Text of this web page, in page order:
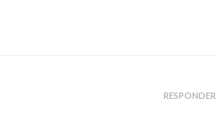
RESPONDER